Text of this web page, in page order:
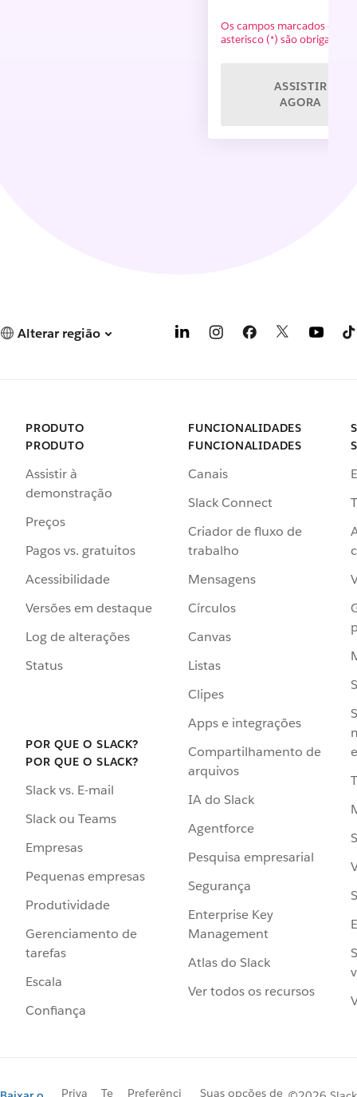
Os campos marcados com
asterisco (*) são
ASSISTIR
AGORA
Alterar região
PRODUTO
PRODUTO
Assistir à
demonstração
Preços
Pagos vs. gratuitos
Acessibilidade
Versões em destaque
Log de alterações
Status
POR QUE O SLACK?
POR QUE O SLACK?
Slack vs. E-mail
Slack ou Teams
Empresas
Pequenas empresas
Produtividade
Gerenciamento de
tarefas
Escala
Confiança
FUNCIONALIDADES
FUNCIONALIDADES
Canais
Slack Connect
Criador de fluxo de
trabalho
Mensagens
Círculos
Canvas
Listas
Clipes
Apps e integrações
Compartilhamento de
arquivos
IA do Slack
Agentforce
Pesquisa empresarial
Segurança
Enterprise Key
Management
Atlas do Slack
Ver todos os recursos
Priva Te Preferênci Suas opções de